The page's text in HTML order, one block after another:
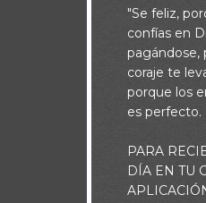
“Fíate de
"Se feliz,
confías en
pagándose,
coraje te
porque los
es perfecto.
PARA
DÍA EN TU